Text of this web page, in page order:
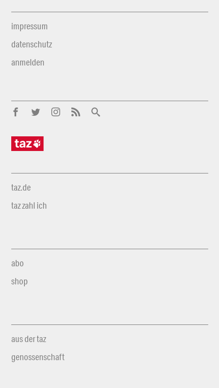
impressum
datenschutz
anmelden
taz.de
taz zahl ich
abo
shop
aus der taz
genossenschaft